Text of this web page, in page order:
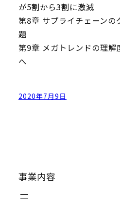
が5割から3割に激減
第8章 サプライチェーンの
題
第9章 メガトレンドの理
へ
2020年7月9日
事業内容